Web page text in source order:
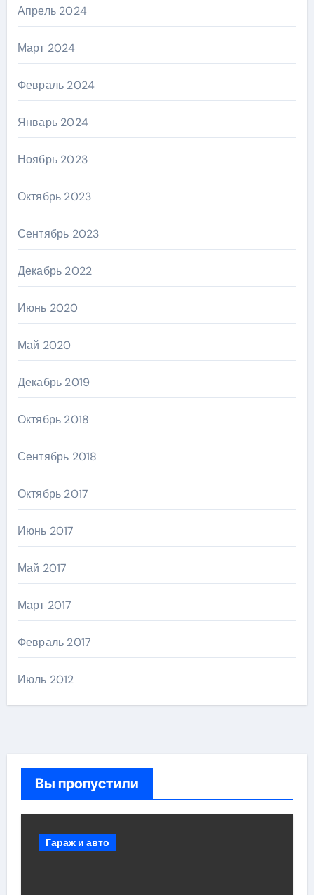
Апрель 2024
Март 2024
Февраль 2024
Январь 2024
Ноябрь 2023
Октябрь 2023
Сентябрь 2023
Декабрь 2022
Июнь 2020
Май 2020
Декабрь 2019
Октябрь 2018
Сентябрь 2018
Октябрь 2017
Июнь 2017
Май 2017
Март 2017
Февраль 2017
Июль 2012
Вы пропустили
Гараж и авто